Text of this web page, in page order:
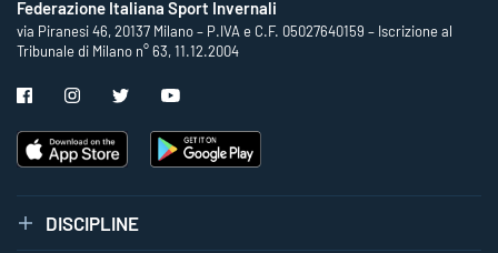
Federazione Italiana Sport Invernali
via Piranesi 46, 20137 Milano – P.IVA e C.F. 05027640159 – Iscrizione al
Tribunale di Milano n° 63, 11.12.2004
DISCIPLINE